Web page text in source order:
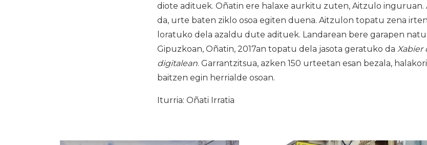
diote adituek. Oñatin ere halaxe aurkitu zuten, Aitzulo inguruan.
da, urte baten ziklo osoa egiten duena. Aitzulon topatu zena
loratuko dela azaldu dute adituek. Landarean bere garapen
Gipuzkoan, Oñatin, 2017an topatu dela jasota geratuko da Xabier
digitalean. Garrantzitsua, azken 150 urteetan esan bezala,
baitzen egin herrialde osoan.
Iturria: Oñati Irratia